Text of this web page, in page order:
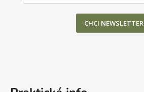
CHCI NEWSLETTER